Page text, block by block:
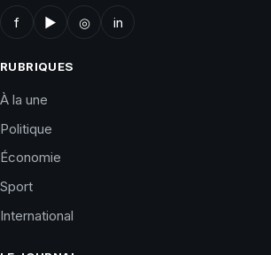
f ▶ ◎ in
RUBRIQUES
À la une
Politique
Économie
Sport
International